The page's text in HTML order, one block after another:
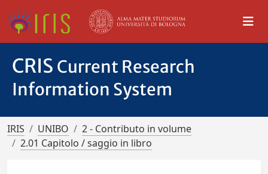
CRIS Current Research
Information System
IRIS UNIBO
2 - Contributo in volume
2.01 Capitolo / saggio in libro